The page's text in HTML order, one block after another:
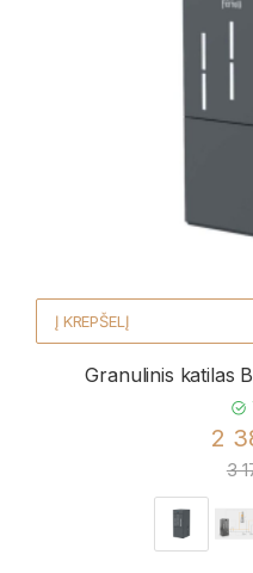
Į KREPŠELĮ
Granulinis katilas
2
3